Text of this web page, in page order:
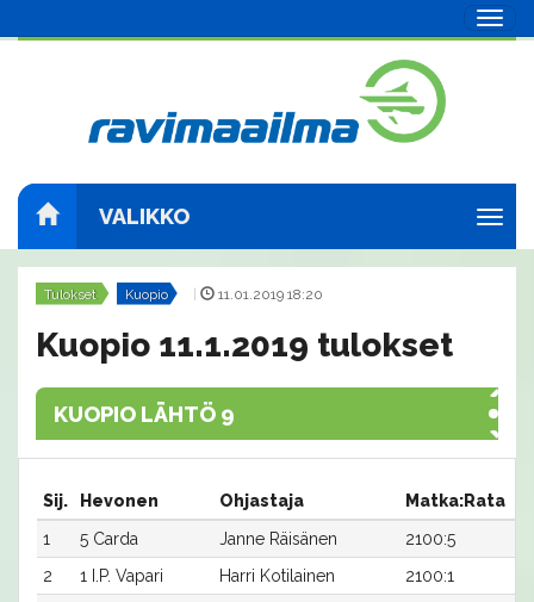
VALIKKO
Tulokset Kuopio 11.01.2019 18:20
Kuopio 11.1.2019 tulokset
KUOPIO LÄHTÖ 9
Sij. Hevonen Ohjastaja Matka:Rata
1
5 Carda Janne Räisänen 2100:5
2
1 I.P. Vapari Harri Kotilainen 2100:1